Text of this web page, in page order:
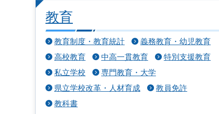
教育
教育制度・教育統計
義務教育・幼児教育
高校教育
中高一貫教育
特別支援教育
私立学校
専門教育・大学
県立学校改革・人材育成
教員免許
教科書